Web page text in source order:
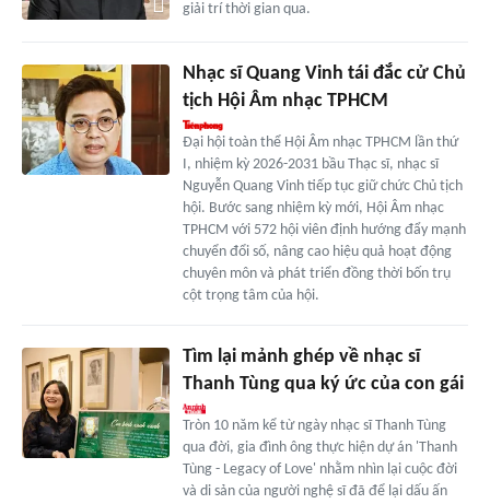
giải trí thời gian qua.
Nhạc sĩ Quang Vinh tái đắc cử Chủ
tịch Hội Âm nhạc TPHCM
Đại hội toàn thể Hội Âm nhạc TPHCM lần thứ
I, nhiệm kỳ 2026-2031 bầu Thạc sĩ, nhạc sĩ
Nguyễn Quang Vinh tiếp tục giữ chức Chủ tịch
hội. Bước sang nhiệm kỳ mới, Hội Âm nhạc
TPHCM với 572 hội viên định hướng đẩy mạnh
chuyển đổi số, nâng cao hiệu quả hoạt động
chuyên môn và phát triển đồng thời bốn trụ
cột trọng tâm của hội.
Tìm lại mảnh ghép về nhạc sĩ
Thanh Tùng qua ký ức của con gái
Tròn 10 năm kể từ ngày nhạc sĩ Thanh Tùng
qua đời, gia đình ông thực hiện dự án 'Thanh
Tùng - Legacy of Love' nhằm nhìn lại cuộc đời
và di sản của người nghệ sĩ đã để lại dấu ấn